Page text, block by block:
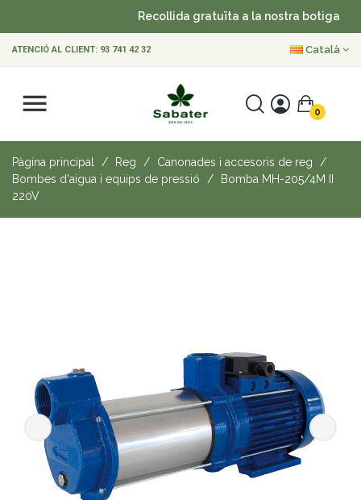
Recollida gratuïta a la nostra botiga
ATENCIÓ AL CLIENT: 93 741 42 32 Català
0
Pàgina principal Reg
Canonades i accesoris de reg
Bombes d'aigua i equips de pressió
Bomba MH-205/4M II
220V